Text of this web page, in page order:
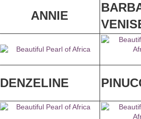
ANNIE
DENZELINE